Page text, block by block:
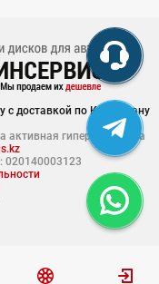
доставкой по Казахстану
активная гиперссылка на
020140003123